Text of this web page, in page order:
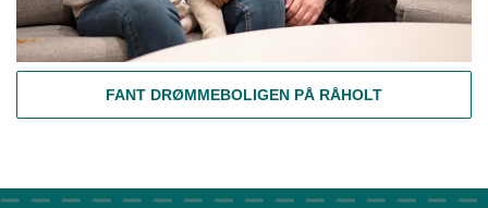
FANT DRØMMEBOLIGEN PÅ RÅHOLT